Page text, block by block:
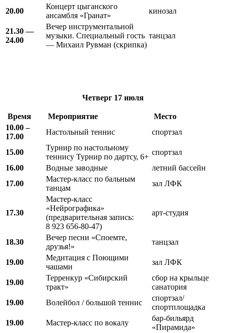
20.00
Концерт цыганского
ансамбля «Гранат»
кинозал
21.30 —
24.00
Вечер инструментальной
музыки. Специальный гость
— Михаил Рувман (скрипка)
танцзал
Четверг 17 июля
Время Мероприятие
Место
10.00 –
17.00
Настольный теннис спортзал
15.00
Турнир по настольному
теннису Турнир по дартсу, 6+
спортзал
16.00
Водные заводные
летний бассейн
17.00
Мастер-класс по бальным
танцам
зал ЛФК
17.30
Мастер-класс
«Нейрографика»
(предварительная запись:
8 923 656-80-47)
арт-студия
18.30
Вечер песни «Споемте,
друзья!»
танцзал
19.00
Медитация с Поющими
чашами
зал ЛФК
19.00
Терренкур «Сибирский
тракт»
сбор на крыльце
санатория
19.00
Волейбол / большой теннис
спортзал/
спортплощадка
19.00
Мастер-класс по вокалу
бар-бильярд
«Пирамида»